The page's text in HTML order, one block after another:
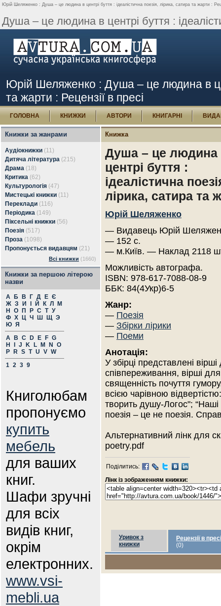
Юрій Шеляженко : Душа – це людина в центрі буття : ідеалістична поезія, лірика, сатира та жарти :
Душа – це людина в центрі буття :
Юрій Шеляженко : Душа – це людина в
та жарти : Рецензії в пресі
ГОЛОВНА КНИЖКИ АВТОРИ КНИГАРНІ
Книжки за жанрами
Аудіокнижки (11)
Дитяча література (215)
Драма (18)
Критика (62)
Культурологія (47)
Мистецькі книжки (11)
Переклади (116)
Періодика (149)
Піксельні книжки (56)
Поезія (517)
Проза (1098)
Пропонується видавцям (21)
Всі книжки (1660)
Книжки за першою літерою
назви
А Б В Г Д Е Є
Ж З И Й К Л
М
Н
О П Р С Т У
Ф Х Ц Ч Ш Щ Э
Ю Я
A
B C D E F G
H
J K L M N
O
P
R S T U V W
1 2 3 9
Книголюбам
пропонуємо
купить
мебель
для ваших
книг.
Шафи зручні
для всіх
видів книг,
окрім
електронних.
www.vsi-
mebli.ua
Книжка
Душа – це людина
центрі буття :
ідеалістична
лірика, сатира та
Юрій Шеляженко
— Видавець Юрій
— 152 с.
— м.Київ. — Наклад 2118
Можливість автографа.
ISBN: 978-617-7088-08-9
ББК: 84(4Укр)6-5
Жанр:
— Поезія
— Збірки лірики
— Поеми
Анотація:
У збірці представлені
співпереживання, вірші
священність почуття
всією чарівною
творить душу-Логос";
поезія – це не поезія.
Альтернативний лінк для
poetry.pdf
Поділитись:
Лінк із зображенням книжки:
Уривок з
книжки
Рецензії в пресі
(0)